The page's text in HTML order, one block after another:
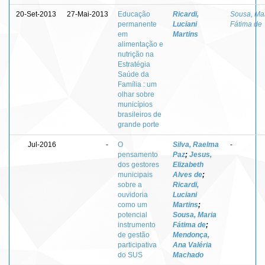
20-Set-2013 27-Mai-2013
Educação
permanente
em
alimentação e
nutrição na
Estratégia
Saúde da
Família : um
olhar sobre
municípios
brasileiros de
grande porte
Ricardi,
Luciani
Martins
Sousa,
Fátima de
Jul-2016 -
O
pensamento
dos gestores
municipais
sobre a
ouvidoria
como um
potencial
instrumento
de gestão
participativa
do SUS
Silva, Raelma
Paz; Jesus,
Elizabeth
Alves de;
Ricardi,
Luciani
Martins;
Sousa, Maria
Fátima de;
Mendonça,
Ana Valéria
Machado
-